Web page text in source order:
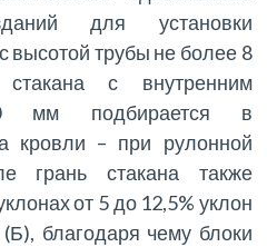
для установки
высотой трубы не более 8
с внутренним
мм подбирается в
кровли – при рулонной
грань стакана также
от 5 до 12,5% уклон
благодаря чему блоки